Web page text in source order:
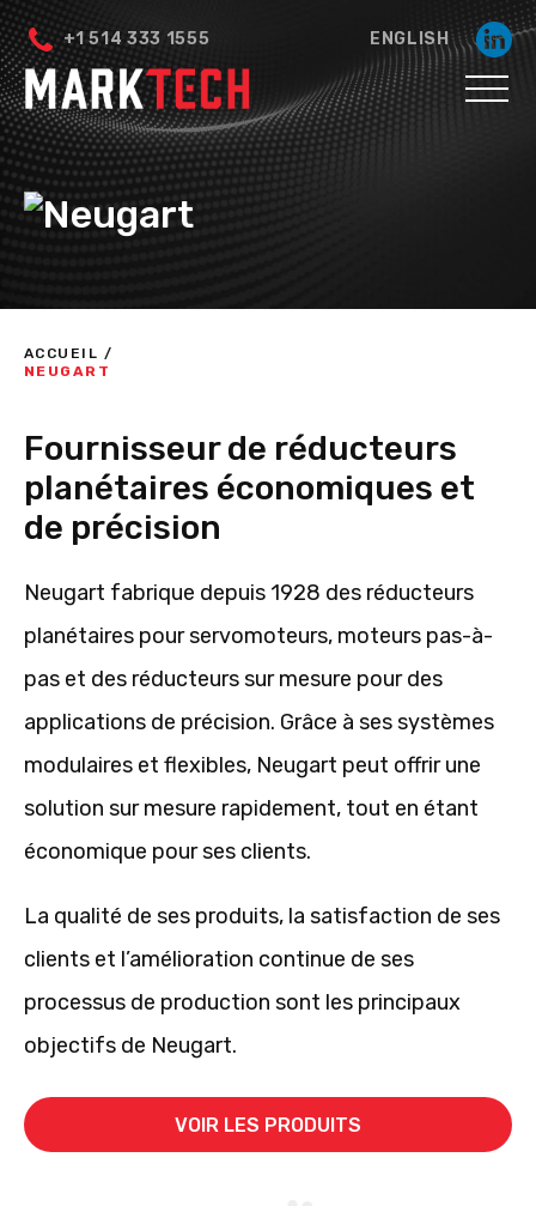
+1 514 333 1555 ENGLISH
ACCUEIL /
NEUGART
Fournisseur de réducteurs
planétaires économiques et
de précision
Neugart fabrique depuis 1928 des réducteurs
planétaires pour servomoteurs, moteurs pas-à-
pas et des réducteurs sur mesure pour des
applications de précision. Grâce à ses systèmes
modulaires et flexibles, Neugart peut offrir une
solution sur mesure rapidement, tout en étant
économique pour ses clients.
La qualité de ses produits, la satisfaction de ses
clients et l’amélioration continue de ses
processus de production sont les principaux
objectifs de Neugart.
VOIR LES PRODUITS